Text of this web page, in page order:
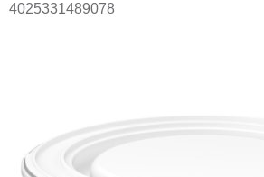
4025331489078